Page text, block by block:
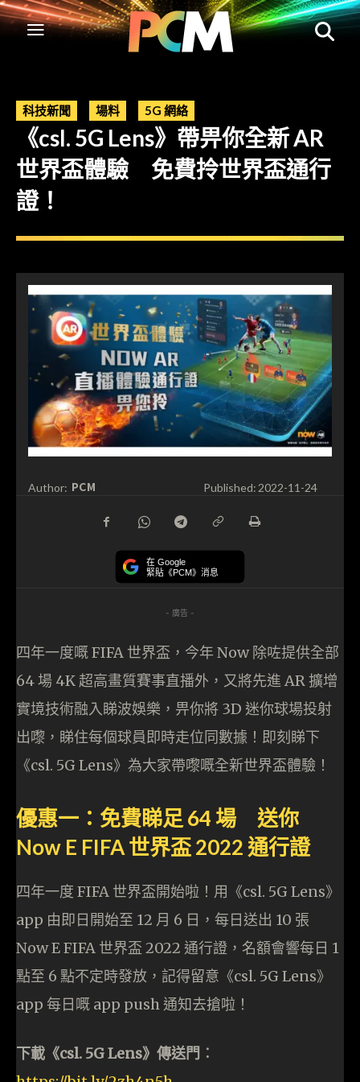
科技新聞 場料 5G 網絡
《csl. 5G Lens》帶畀你全新 AR
世界盃體驗 免費拎世界盃通行
證！
Author: PCM Published: 2022-11-24
在 Google
緊貼《PCM》消息
- 廣告 -
四年一度嘅 FIFA 世界盃，今年 Now 除咗提供全部
64 場 4K 超高畫質賽事直播外，又將先進 AR 擴增
實境技術融入睇波娛樂，畀你將 3D 迷你球場投射
出嚟，睇住每個球員即時走位同數據！即刻睇下
《csl. 5G Lens》為大家帶嚟嘅全新世界盃體驗！
優惠一：免費睇足 64 場 送你
Now E FIFA 世界盃 2022 通行證
四年一度 FIFA 世界盃開始啦！用《csl. 5G Lens》
app 由即日開始至 12 月 6 日，每日送出 10 張
Now E FIFA 世界盃 2022 通行證，名額會響每日 1
點至 6 點不定時發放，記得留意《csl. 5G Lens》
app 每日嘅 app push 通知去搶啦！
下載《csl. 5G Lens》傳送門︰